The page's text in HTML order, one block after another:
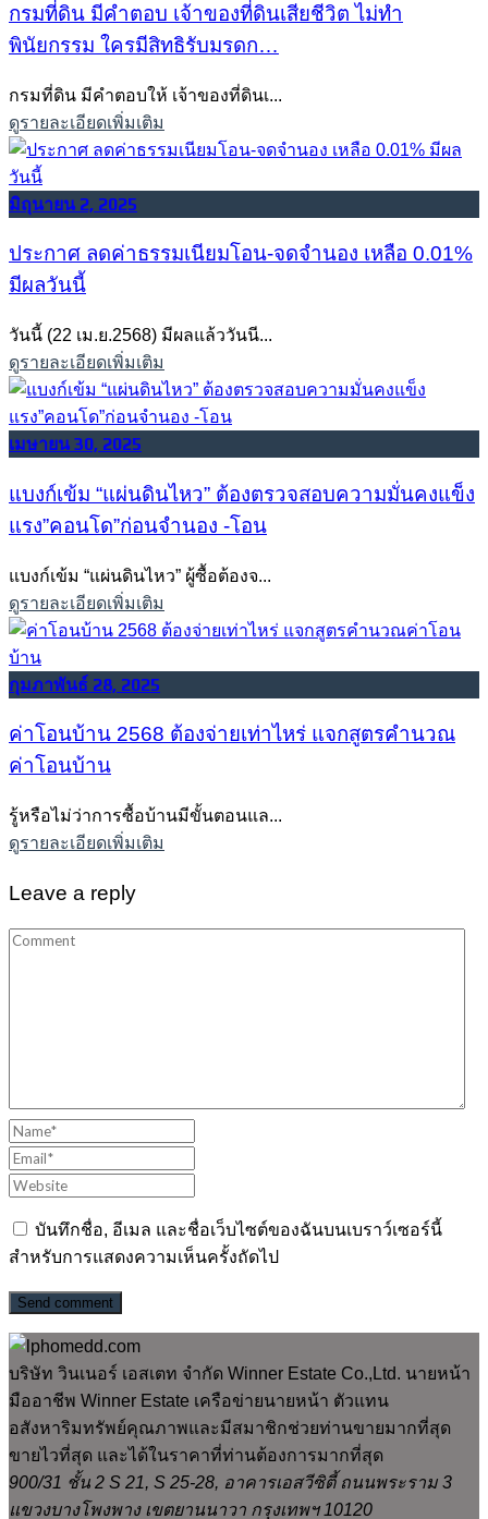
กรมที่ดิน มีคำตอบ เจ้าของที่ดินเสียชีวิต ไม่ทำ
พินัยกรรม ใครมีสิทธิรับมรดก…
กรมที่ดิน มีคำตอบให้ เจ้าของที่ดินเ...
ดูรายละเอียดเพิ่มเติม
มิถุนายน 2, 2025
ประกาศ ลดค่าธรรมเนียมโอน-จดจำนอง เหลือ 0.01%
มีผลวันนี้
วันนี้ (22 เม.ย.2568) มีผลแล้ววันนี...
ดูรายละเอียดเพิ่มเติม
เมษายน 30, 2025
แบงก์เข้ม “แผ่นดินไหว” ต้องตรวจสอบความมั่นคงแข็ง
แรง”คอนโด”ก่อนจำนอง -โอน
แบงก์เข้ม “แผ่นดินไหว” ผู้ซื้อต้องจ...
ดูรายละเอียดเพิ่มเติม
กุมภาพันธ์ 28, 2025
ค่าโอนบ้าน 2568 ต้องจ่ายเท่าไหร่ แจกสูตรคำนวณ
ค่าโอนบ้าน
รู้หรือไม่ว่าการซื้อบ้านมีขั้นตอนแล...
ดูรายละเอียดเพิ่มเติม
Leave a reply
บันทึกชื่อ, อีเมล และชื่อเว็บไซต์ของฉันบนเบราว์เซอร์นี้
สำหรับการแสดงความเห็นครั้งถัดไป
Send comment
บริษัท วินเนอร์ เอสเตท จำกัด Winner Estate Co.,Ltd. นายหน้า
มืออาชีพ Winner Estate เครือข่ายนายหน้า ตัวแทน
อสังหาริมทรัพย์คุณภาพและมีสมาชิกช่วยท่านขายมากที่สุด
ขายไวที่สุด และได้ในราคาที่ท่านต้องการมากที่สุด
900/31 ชั้น 2 S 21, S 25-28, อาคารเอสวีซิตี้ ถนนพระราม 3
แขวงบางโพงพาง เขตยานนาวา กรุงเทพฯ 10120